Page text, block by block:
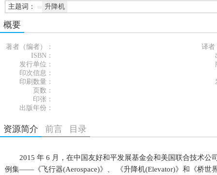
主题词： 升降机
概要
著者（编者）：
译者
ISBN：
发行单位：
印次信息：
印刷数量：
页数：
印张：
出版年份：
资源简介 前言 目录
2015 年 6 月，在中国友好和平发展基金会和美国联合技术公
例集——《飞行器(Aerospace)》、 《升降机(Elevator)》和《桥世